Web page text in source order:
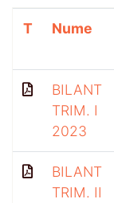
T Nume
BILANT
TRIM. I
2023
BILANT
TRIM. II